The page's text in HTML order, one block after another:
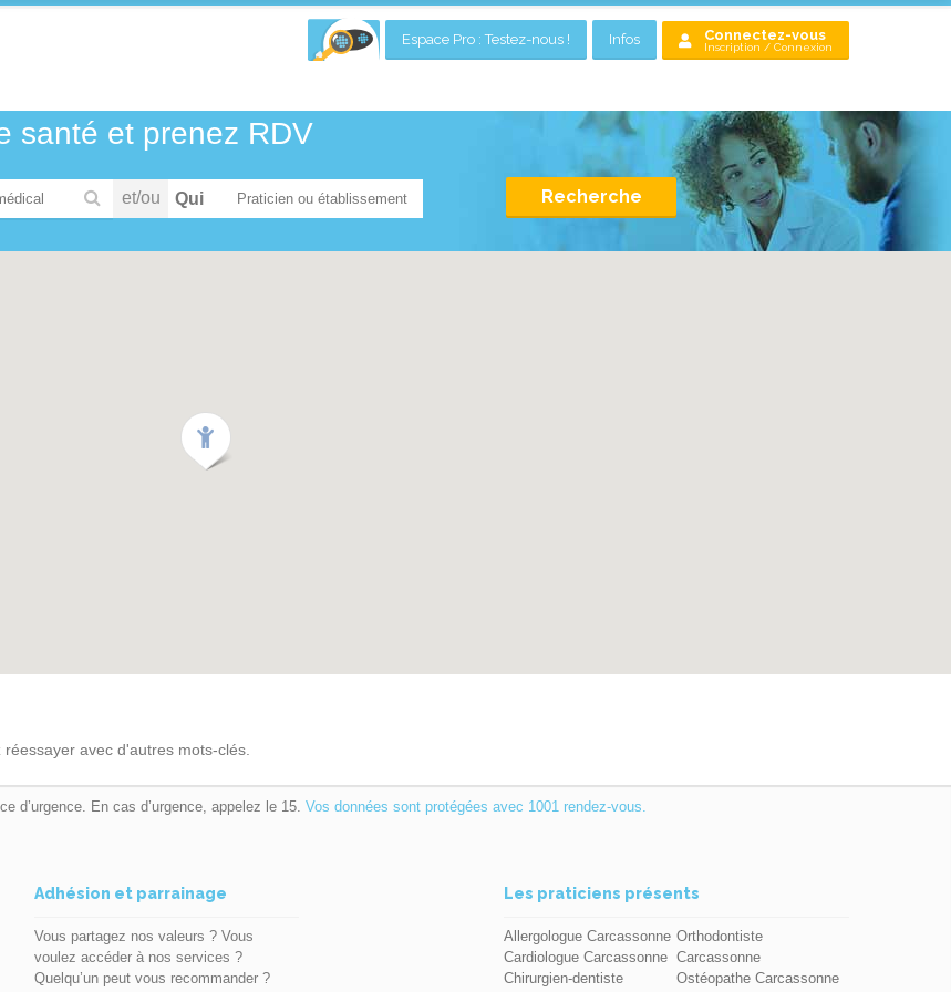
Espace Pro : Testez-nous ! Infos Connectez-vous
Inscription / Connexion
santé et prenez RDV
et/ou Qui Recherche
avec d'autres mots-clés.
d’urgence. En cas d’urgence, appelez le 15. Vos données sont protégées avec 1001 rendez-vous.
Adhésion et parrainage
Vous partagez nos valeurs ? Vous
voulez accéder à nos services ?
Quelqu’un peut vous recommander ?
Les praticiens présents
Allergologue Carcassonne
Cardiologue Carcassonne
Chirurgien-dentiste
Orthodontiste
Carcassonne
Ostéopathe Carcassonne